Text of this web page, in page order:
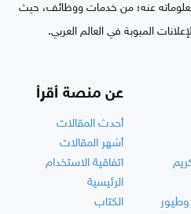
معلوماته عنه؛ من خدمات ووظائف، حيث
المبوبة في العالم العربي.
عن منصة أقرأ
أحدث المقالات
أشهر المقالات
اتفاقية الاستخدام
الرئيسية
الكتاب